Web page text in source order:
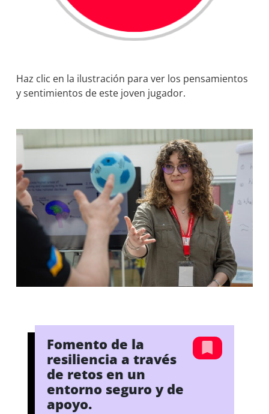
Haz clic en la ilustración para ver los pensamientos
y sentimientos de este joven jugador.
Fomento de la
resiliencia a través
de retos en un
entorno seguro y de
apoyo.